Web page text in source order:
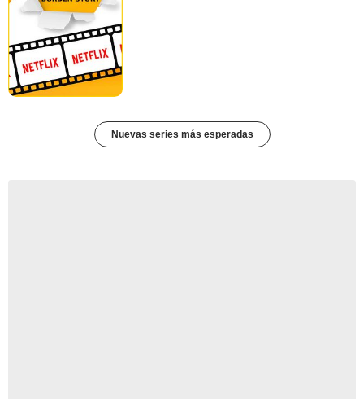
Nuevas series más esperadas